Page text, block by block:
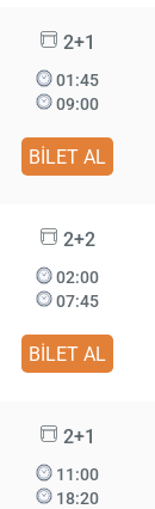
2+1
01:45
09:00
BİLET AL
2+2
02:00
07:45
BİLET AL
2+1
11:00
18:20